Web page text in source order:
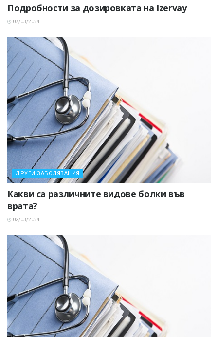
Подробности за дозировката на Izervay
07/03/2024
ДРУГИ ЗАБОЛЯВАНИЯ
Какви са различните видове болки във
врата?
02/03/2024